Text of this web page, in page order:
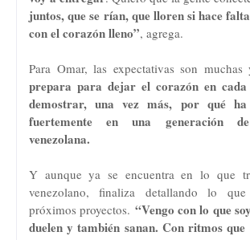
juntos, que se rían, que lloren si hace
con el corazón lleno”, agrega.
Para Omar, las expectativas son muchas
prepara para dejar el corazón en cada
demostrar, una vez más, por qué
fuertemente en una generación
venezolana.
Y aunque ya se encuentra en lo que
venezolano, finaliza detallando lo
próximos proyectos. “Vengo con lo que
duelen y también sanan. Con ritmos